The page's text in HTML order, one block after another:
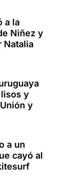
a la
Niñez y
Natalia
y
y
a un
cayó al